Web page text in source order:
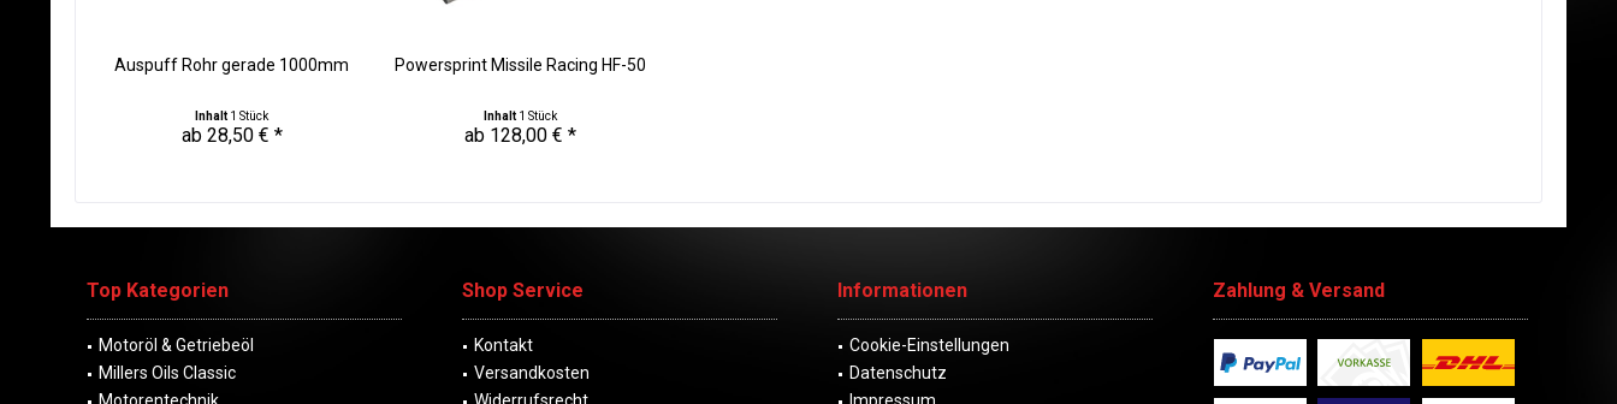
Auspuff Rohr gerade 1000mm
Inhalt 1 Stück
ab 28,50 € *
Powersprint Missile Racing HF-50
Inhalt 1 Stück
ab 128,00 € *
Top Kategorien
Motoröl & Getriebeöl
Millers Oils Classic
Shop Service
Kontakt
Versandkosten
Informationen
Cookie-Einstellungen
Datenschutz
Zahlung & Versand